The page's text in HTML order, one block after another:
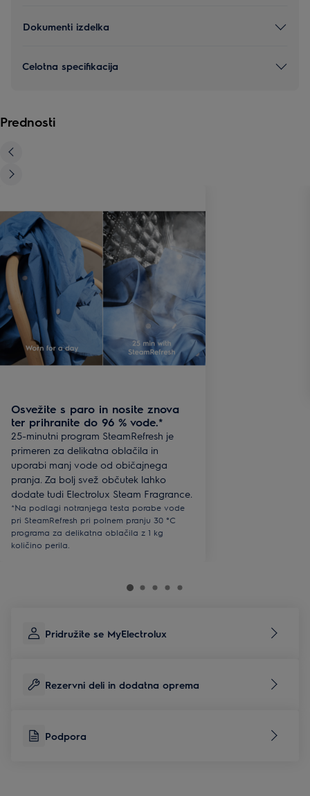
Dokumenti izdelka
Celotna specifikacija
Prednosti
Osvežite s paro in nosite znova
ter prihranite do 96 % vode.*
25-minutni program SteamRefresh je
primeren za delikatna oblačila in
uporabi manj vode od običajnega
pranja. Za bolj svež občutek lahko
dodate tudi Electrolux Steam Fragrance.
*Na podlagi notranjega testa porabe vode
pri SteamRefresh pri polnem pranju 30 °C
programa za delikatna oblačila z 1 kg
količino perila.
Pridružite se MyElectrolux
Rezervni deli in dodatna oprema
Podpora